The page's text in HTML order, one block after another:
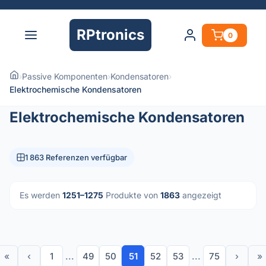
RPtronics 0
›Passive Komponenten›Kondensatoren›
Elektrochemische Kondensatoren
Elektrochemische Kondensatoren
1 863 Referenzen verfügbar
Es werden 1251–1275 Produkte von 1863 angezeigt
« ‹ 1 ... 49 50 51 52 53 ... 75 › »